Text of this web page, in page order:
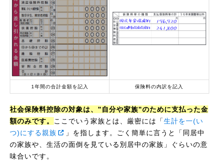
1年間の合計金額を記入 保険料の内訳を記入
社会保険料控除の対象は、”自分や家族”のために支払った金
額のみです。 ここでいう家族とは、厳密には「生計を一(い
つ)にする親族
」を指します。ごく簡単に言うと「同居中
の家族や、生活の面倒を見ている別居中の家族」ぐらいの意
味合いです。